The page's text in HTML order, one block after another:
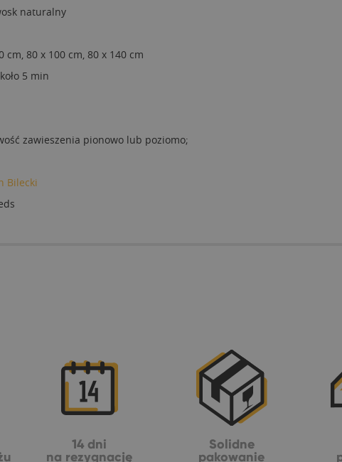
naturalny
cm, 80 x 100 cm, 80 x 140 cm
5 min
zawieszenia pionowo lub poziomo;
Bilecki
14 dni
na rezygnację
Solidne
pakowanie